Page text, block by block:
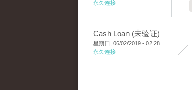
永久连接
Cash Loan (未验证)
星期日, 06/02/2019 - 02:28
永久连接